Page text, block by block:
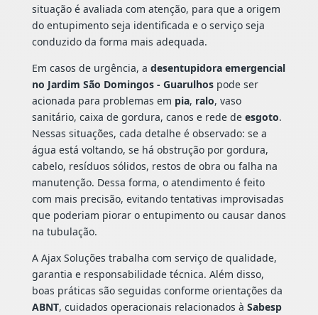
situação é avaliada com atenção, para que a origem
do entupimento seja identificada e o serviço seja
conduzido da forma mais adequada.
Em casos de urgência, a desentupidora emergencial
no Jardim São Domingos - Guarulhospode ser
acionada para problemas em pia, ralo, vaso
sanitário, caixa de gordura, canos e rede de esgoto.
Nessas situações, cada detalhe é observado: se a
água está voltando, se há obstrução por gordura,
cabelo, resíduos sólidos, restos de obra ou falha na
manutenção. Dessa forma, o atendimento é feito
com mais precisão, evitando tentativas improvisadas
que poderiam piorar o entupimento ou causar danos
na tubulação.
A Ajax Soluções trabalha com serviço de qualidade,
garantia e responsabilidade técnica. Além disso,
boas práticas são seguidas conforme orientações da
ABNT, cuidados operacionais relacionados à Sabesp